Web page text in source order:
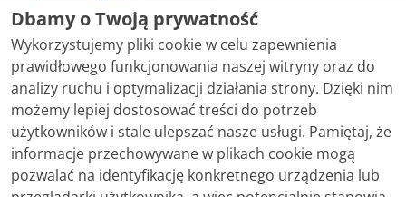
Skontaktuj się z nami
Treści zamieszczone w serwisie udostępniamy
bezpłatnie. Korzystanie z treści opublikowanych w
serwisie podatki.gov.pl, niezależnie od celu i sposobu
korzystania, nie wymaga zgody Ministerstwa Finansów.
Dbamy o Twoją prywatność
Wykorzystujemy pliki cookie w celu zapewnienia
prawidłowego funkcjonowania naszej witryny oraz do
analizy ruchu i optymalizacji działania strony. Dzięki nim
możemy lepiej dostosować treści do potrzeb
użytkowników i stale ulepszać nasze usługi. Pamiętaj, że
informacje przechowywane w plikach cookie mogą
pozwalać na identyfikację konkretnego urządzenia lub